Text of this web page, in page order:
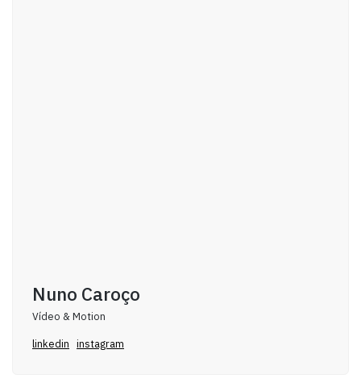
Nuno Caroço
Vídeo & Motion
linkedin instagram